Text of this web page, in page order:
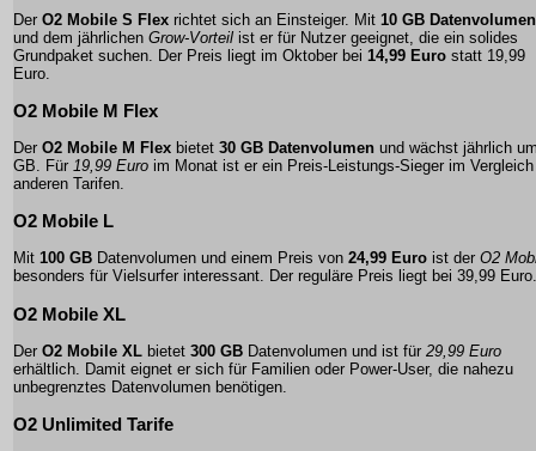
Der O2 Mobile S Flex richtet sich an Einsteiger. Mit 10 GB Datenvolumen
und dem jährlichen Grow-Vorteil ist er für Nutzer geeignet, die ein solides
Grundpaket suchen. Der Preis liegt im Oktober bei 14,99 Euro statt 19,99
Euro.
O2 Mobile M Flex
Der O2 Mobile M Flex bietet 30 GB Datenvolumen und wächst jährlich
GB. Für 19,99 Euro im Monat ist er ein Preis-Leistungs-Sieger im
anderen Tarifen.
O2 Mobile L
Mit 100 GB Datenvolumen und einem Preis von 24,99 Euro ist der O2
besonders für Vielsurfer interessant. Der reguläre Preis liegt bei 39,99 Euro.
O2 Mobile XL
Der O2 Mobile XL bietet 300 GB Datenvolumen und ist für 29,99 Euro
erhältlich. Damit eignet er sich für Familien oder Power-User, die nahezu
unbegrenztes Datenvolumen benötigen.
O2 Unlimited Tarife